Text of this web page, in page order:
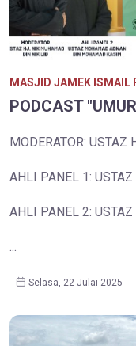
MASJID JAMEK ISMAIL
PODCAST
MODERATOR:
AHLI PANEL 1:
AHLI PANEL 2:
...
Selasa, 22-Julai-2025